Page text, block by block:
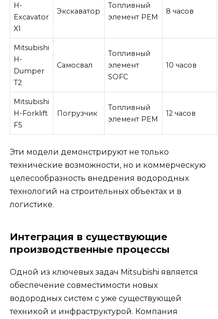
H-
Excavator
X1
Экскаватор
Топливный
элемент PEM
8 часов
Mitsubishi
H-
Dumper
T2
Самосвал
Топливный
элемент
SOFC
10 часов
Mitsubishi
H-Forklift
F5
Погрузчик
Топливный
элемент PEM
12 часов
Эти модели демонстрируют не только
технические возможности, но и коммерческую
целесообразность внедрения водородных
технологий на строительных объектах и в
логистике.
Интеграция в существующие
производственные процессы
Одной из ключевых задач Mitsubishi является
обеспечение совместимости новых
водородных систем с уже существующей
техникой и инфраструктурой. Компания